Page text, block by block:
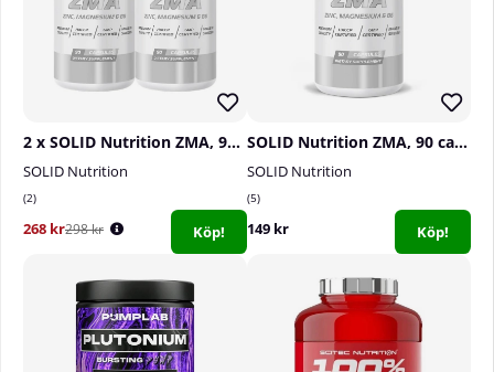
2 x SOLID Nutrition ZMA, 90 caps
SOLID Nutrition
2
268 kr298 kr Köp!
SOLID Nutrition ZMA, 90 caps
SOLID Nutrition
5
149 kr Köp!